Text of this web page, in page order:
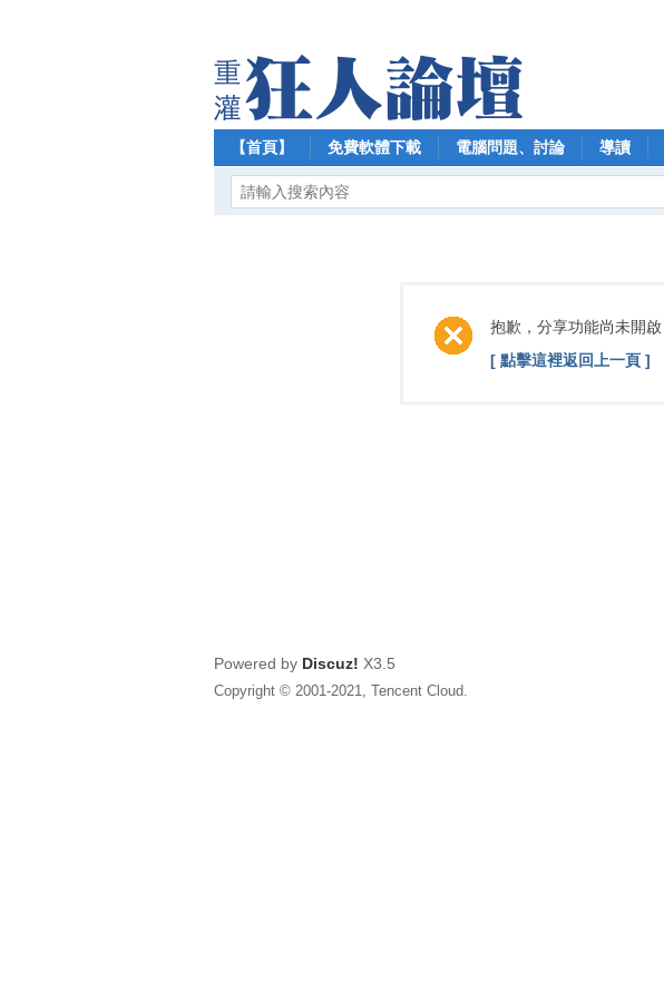
【首頁】 免費軟體下載 電腦問題、討論 導讀
抱歉，分享功能尚未開啟
[ 點擊這裡返回上一頁 ]
Powered by Discuz! X3.5
Copyright © 2001-2021, Tencent Cloud.